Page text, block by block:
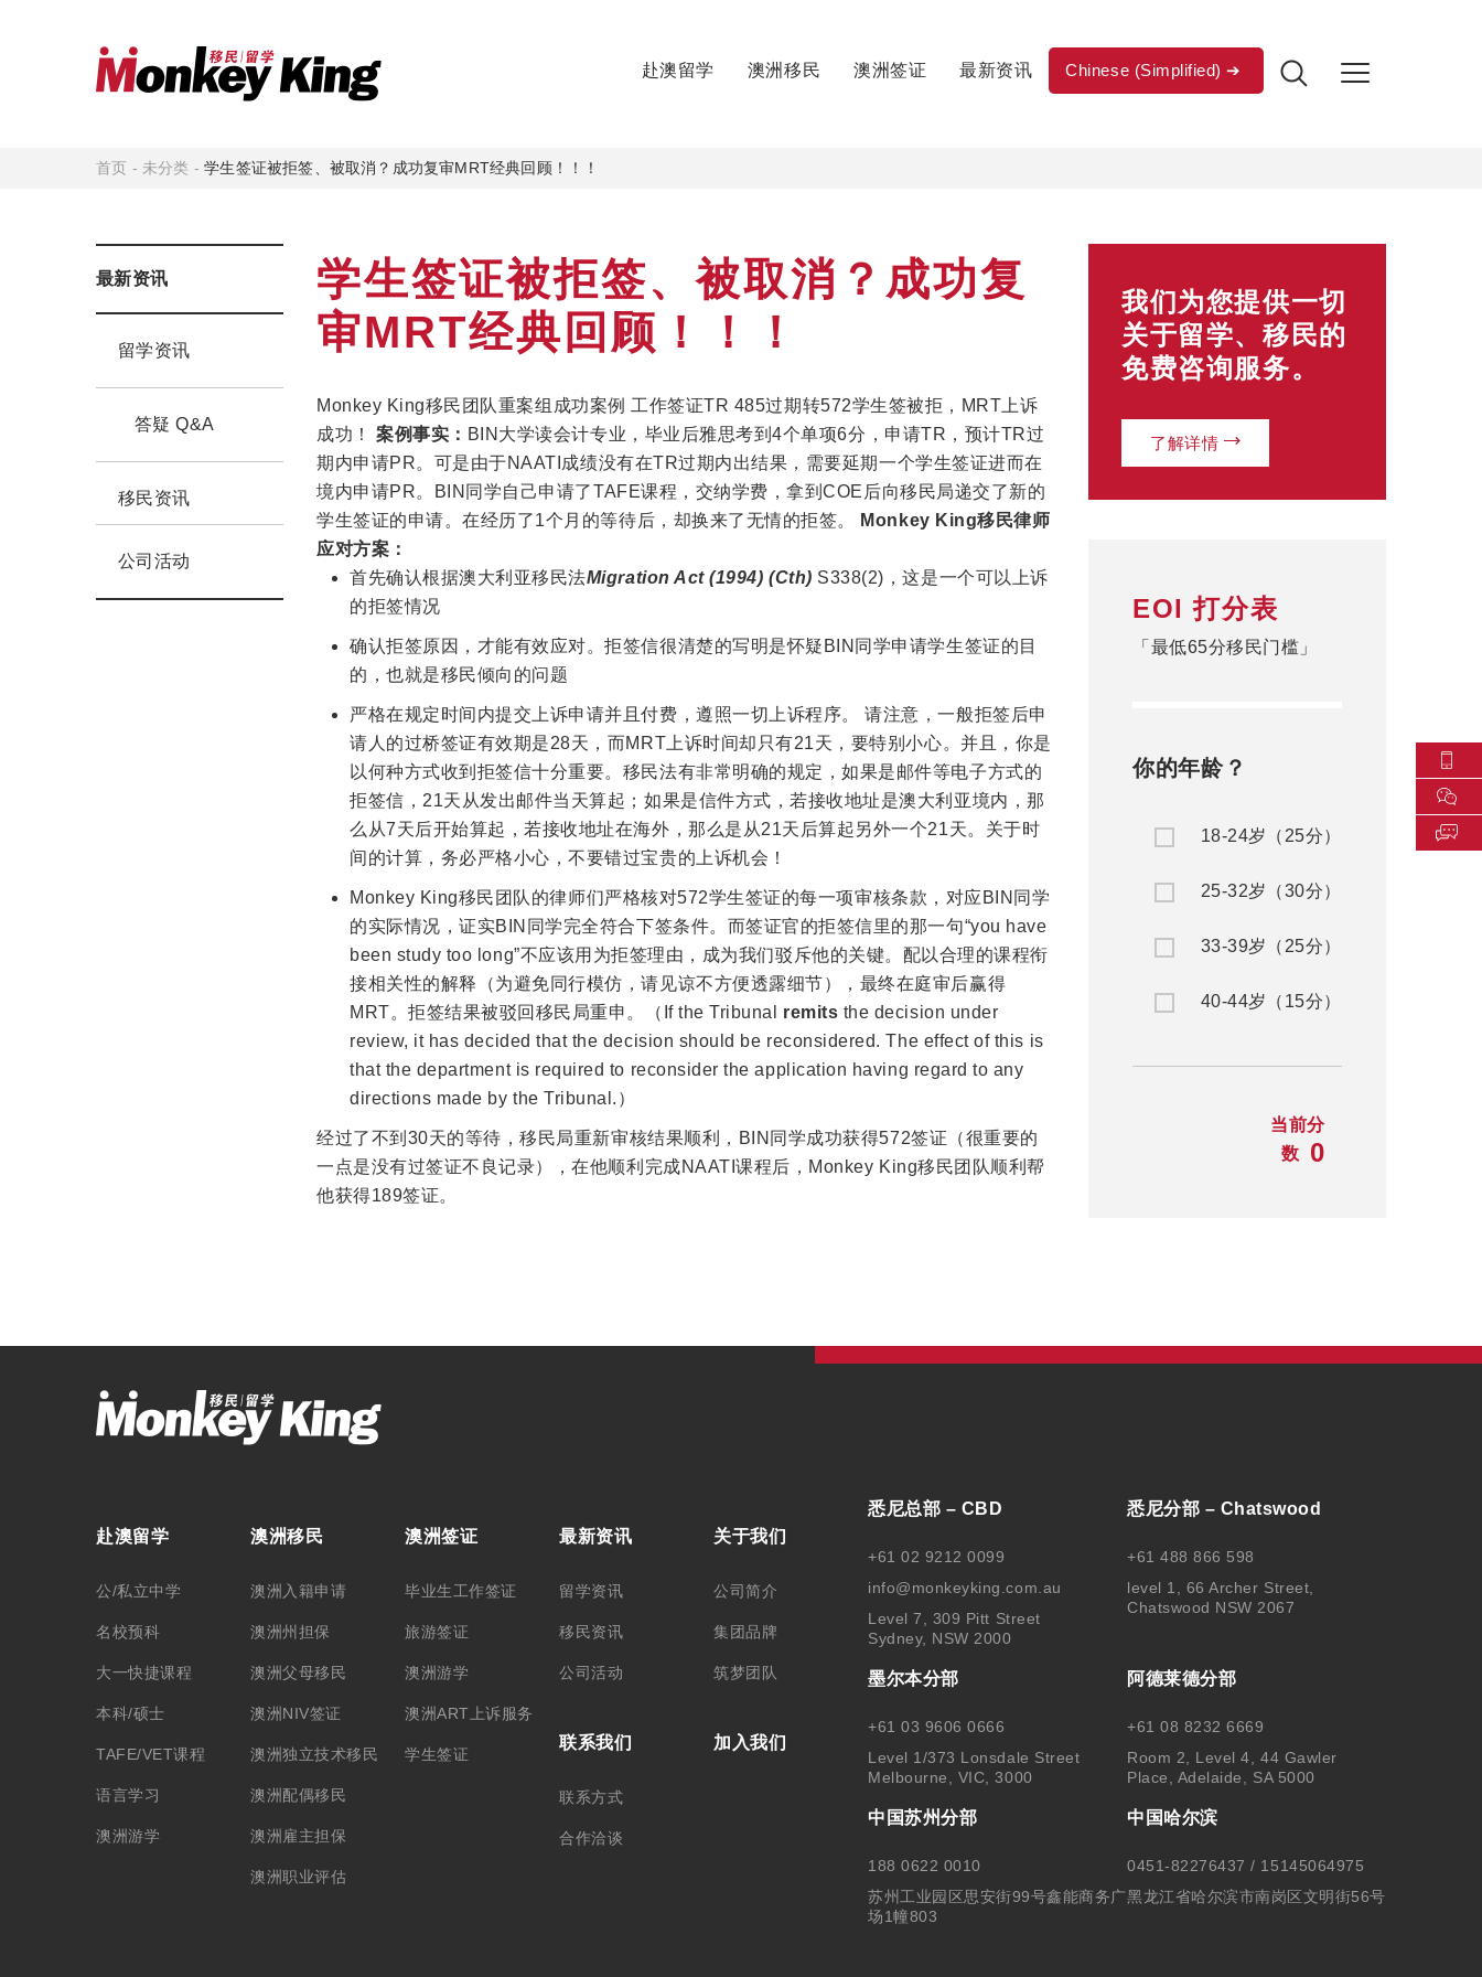
赴澳留学 澳洲移民 澳洲签证 最新资讯 Chinese (Simplified)
首页 - 未分类 -学生签证被拒签、被取消？成功复审MRT经典回顾！！！
最新资讯
留学资讯
答疑 Q&A
移民资讯
公司活动
学生签证被拒签、被取消？成功复
审MRT经典回顾！！！
Monkey King移民团队重案组成功案例 工作签证TR 485过期转572学生签被拒，MRT上诉
成功！案例事实： BIN大学读会计专业，毕业后雅思考到4个单项6分，申请TR，预计TR过
期内申请PR。可是由于NAATI成绩没有在TR过期内出结果，需要延期一个学生签证进而在
境内申请PR。BIN同学自己申请了TAFE课程，交纳学费，拿到COE后向移民局递交了新的
学生签证的申请。在经历了1个月的等待后，却换来了无情的拒签。
Monkey King移民律师
应对方案：
首先确认根据澳大利亚移民法Migration Act (1994) (Cth) S338(2)，这是一个可以上诉
的拒签情况
确认拒签原因，才能有效应对。拒签信很清楚的写明是怀疑BIN同学申请学生签证的目
的，也就是移民倾向的问题
严格在规定时间内提交上诉申请并且付费，遵照一切上诉程序。 请注意，一般拒签后申
请人的过桥签证有效期是28天，而MRT上诉时间却只有21天，要特别小心。并且，你是
以何种方式收到拒签信十分重要。移民法有非常明确的规定，如果是邮件等电子方式的
拒签信，21天从发出邮件当天算起；如果是信件方式，若接收地址是澳大利亚境内，那
么从7天后开始算起，若接收地址在海外，那么是从21天后算起另外一个21天。关于时
间的计算，务必严格小心，不要错过宝贵的上诉机会！
Monkey King移民团队的律师们严格核对572学生签证的每一项审核条款，对应BIN同学
的实际情况，证实BIN同学完全符合下签条件。而签证官的拒签信里的那一句“you have
been study too long”不应该用为拒签理由，成为我们驳斥他的关键。配以合理的课程衔
接相关性的解释（为避免同行模仿，请见谅不方便透露细节），最终在庭审后赢得
MRT。拒签结果被驳回移民局重申。（If the Tribunal remits the decision under
review, it has decided that the decision should be reconsidered. The effect of this is
that the department is required to reconsider the application having regard to any
directions made by the Tribunal.）
经过了不到30天的等待，移民局重新审核结果顺利，BIN同学成功获得572签证（很重要的
一点是没有过签证不良记录），在他顺利完成NAATI课程后，Monkey King移民团队顺利帮
他获得189签证。
我们为您提供一切
关于留学、移民的
免费咨询服务。
了解详情
EOI 打分表
「最低65分移民门槛」
你的年龄？
18-24岁（25分）
25-32岁（30分）
33-39岁（25分）
40-44岁（15分）
当前分
数
0
赴澳留学
公/私立中学
名校预科
大一快捷课程
本科/硕士
TAFE/VET课程
语言学习
澳洲游学
澳洲移民
澳洲入籍申请
澳洲州担保
澳洲父母移民
澳洲NIV签证
澳洲独立技术移民
澳洲配偶移民
澳洲雇主担保
澳洲职业评估
澳洲签证
毕业生工作签证
旅游签证
澳洲游学
澳洲ART上诉服务
学生签证
最新资讯
留学资讯
移民资讯
公司活动
联系我们
联系方式
合作洽谈
关于我们
公司简介
集团品牌
筑梦团队
加入我们
悉尼总部 – CBD
+61 02 9212 0099
info@monkeyking.com.au
Level 7, 309 Pitt Street
Sydney, NSW 2000
悉尼分部 – Chatswood
+61 488 866 598
level 1, 66 Archer Street,
Chatswood NSW 2067
墨尔本分部
+61 03 9606 0666
Level 1/373 Lonsdale Street
Melbourne, VIC, 3000
阿德莱德分部
+61 08 8232 6669
Room 2, Level 4, 44 Gawler
Place, Adelaide, SA 5000
中国苏州分部
188 0622 0010
苏州工业园区思安街99号鑫能商务广
场1幢803
中国哈尔滨
0451-82276437 / 15145064975
黑龙江省哈尔滨市南岗区文明街56号